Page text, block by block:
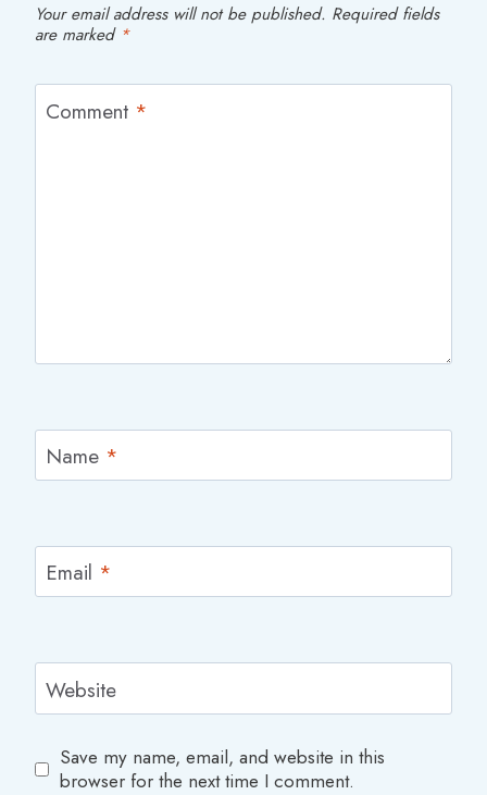
Your email address will not be published. Required fields
are marked *
Comment *
Name *
Email *
Website
Save my name, email, and website in this
browser for the next time I comment.